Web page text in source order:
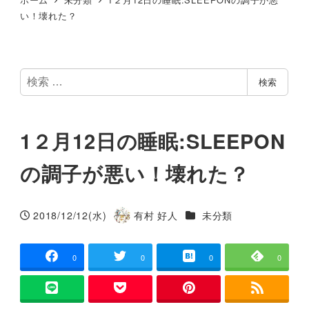
い！壊れた？
検
索
検索
1２月12日の睡眠:SLEEPON
の調子が悪い！壊れた？
投稿日
2018/12/12(水)
著
有村 好人 カテゴリー
未分類
0 0 0 0